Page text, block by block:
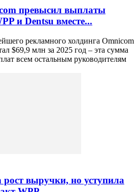
превысил выплаты
и Dentsu вместе...
рекламного холдинга Omnicom
$69,9 млн за 2025 год – эта сумма
всем остальным руководителям
рост выручки, но уступила